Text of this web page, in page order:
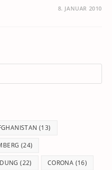
8. JANUAR 2010
(13)
(24)
(22) CORONA (16)